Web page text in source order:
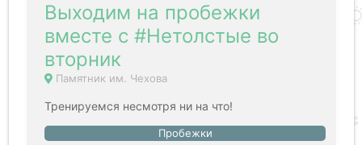
Выходим на пробежки
вместе с #Нетолстые во
вторник
Памятник им. Чехова
Тренируемся несмотря ни на что!
Пробежки